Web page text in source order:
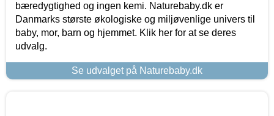
bæredygtighed og ingen kemi. Naturebaby.dk er
Danmarks største økologiske og miljøvenlige univers til
baby, mor, barn og hjemmet. Klik her for at se deres
udvalg.
Se udvalget på Naturebaby.dk